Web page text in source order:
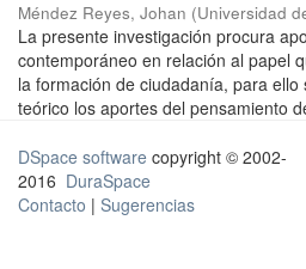
Méndez Reyes, Johan (Universidad
La presente investigación procura
contemporáneo en relación al papel
la formación de ciudadanía, para
teórico los aportes del pensamiento
DSpace software copyright © 2002-
2016 DuraSpace
Contacto | Sugerencias